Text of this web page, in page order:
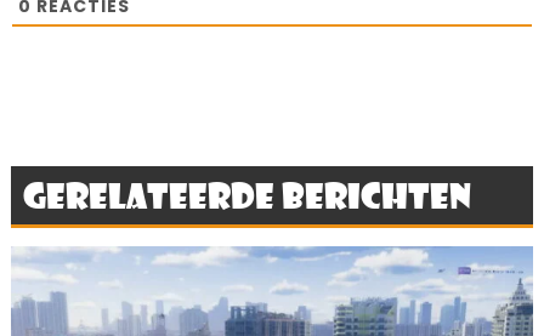
0 REACTIES
Gerelateerde berichten